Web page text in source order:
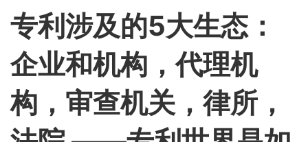
利
涉
专利涉及的5大生态：
企业和机构，代理机
构，审查机关，律所，